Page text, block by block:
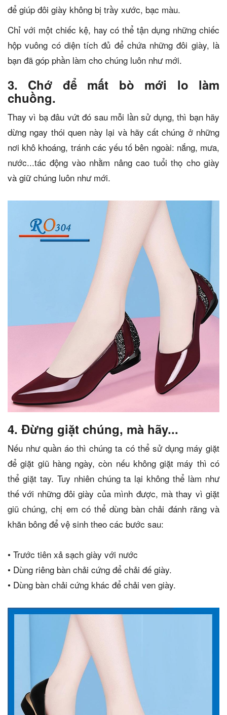
để giúp đôi giày không bị trầy xước, bạc màu.
Chỉ với một chiếc kệ, hay có thể tận dụng những chiếc
hộp vuông có diện tích đủ để chứa những đôi giày, là
bạn đã góp phần làm cho chúng luôn như mới.
3. Chớ để mất bò mới lo làm
chuồng.
Thay vì bạ đâu vứt đó sau mỗi lần sử dụng, thì bạn hãy
dừng ngay thói quen này lại và hãy cất chúng ở những
nơi khô khoáng, tránh các yếu tố bên ngoài: nắng, mưa,
nước...tác động vào nhằm nâng cao tuổi thọ cho giày
và giữ chúng luôn như mới.
4. Đừng giặt chúng, mà hãy...
Nếu như quần áo thì chúng ta có thể sử dụng máy giặt
để giặt giũ hàng ngày, còn nếu không giặt máy thì có
thể giặt tay. Tuy nhiên chúng ta lại không thể làm như
thế với những đôi giày của mình được, mà thay vì giặt
giũ chúng, chị em có thể dùng bàn chải đánh răng và
khăn bông để vệ sinh theo các bước sau:
• Trước tiên xả sạch giày với nước
• Dùng riêng bàn chải cứng để chải đế giày.
• Dùng bàn chải cứng khác để chải ven giày.